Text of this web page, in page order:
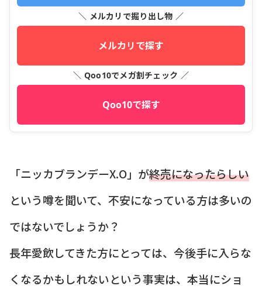
＼ メルカリで掘り出し物 ／
メルカリで探す
＼ Qoo10でメガ割チェック ／
Qoo10で探す
「ニッカブランデーX.O」が終売になったらしい
という噂を聞いて、不安になっている方は多いの
ではないでしょうか？
長年愛飲してきた方にとっては、今後手に入らな
くなるかもしれないという事実は、本当にショ